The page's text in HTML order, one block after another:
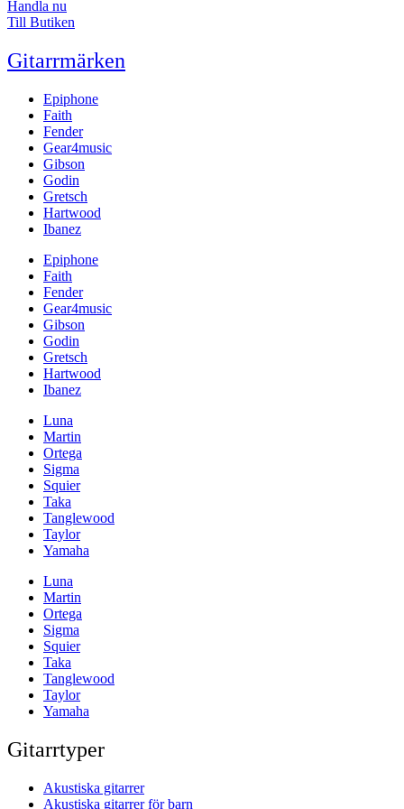
Handla nu
Till Butiken
Gitarrmärken
Epiphone
Faith
Fender
Gear4music
Gibson
Godin
Gretsch
Hartwood
Ibanez
Epiphone
Faith
Fender
Gear4music
Gibson
Godin
Gretsch
Hartwood
Ibanez
Luna
Martin
Ortega
Sigma
Squier
Taka
Tanglewood
Taylor
Yamaha
Luna
Martin
Ortega
Sigma
Squier
Taka
Tanglewood
Taylor
Yamaha
Gitarrtyper
Akustiska gitarrer
Akustiska gitarrer för barn